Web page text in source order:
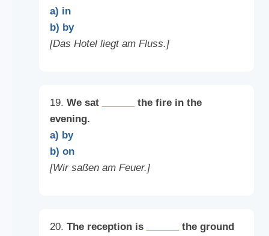
a) in
b) by
[Das Hotel liegt am Fluss.]
19. We sat
the fire in the
evening.
a) by
b) on
[Wir saßen am Feuer.]
20. The reception is
the ground